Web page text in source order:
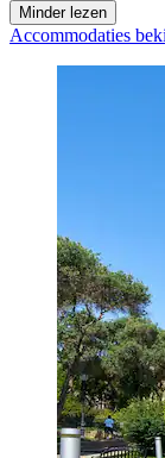
Minder lezen
Accommodaties